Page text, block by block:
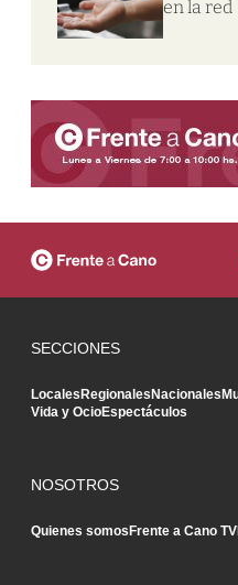
en la red
SECCIONES
LocalesRegionalesNacionales
Vida y OcioEspectáculos
NOSOTROS
Quienes somosFrente a Cano TV